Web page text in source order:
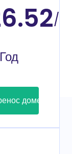
/
Год
домена